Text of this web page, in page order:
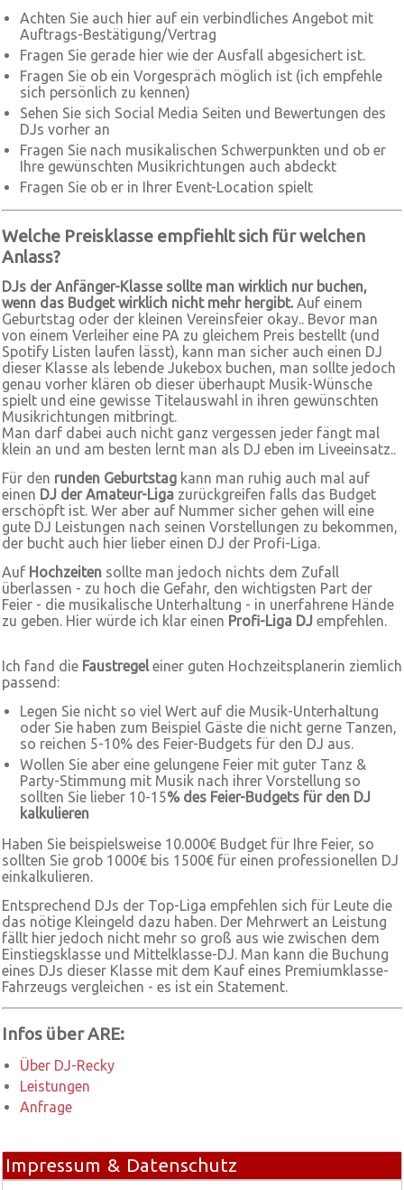
Achten Sie auch hier auf ein verbindliches Angebot mit
Auftrags-Bestätigung/Vertrag
Fragen Sie gerade hier wie der Ausfall abgesichert ist.
Fragen Sie ob ein Vorgespräch möglich ist (ich empfehle
sich persönlich zu kennen)
Sehen Sie sich Social Media Seiten und Bewertungen des
DJs vorher an
Fragen Sie nach musikalischen Schwerpunkten und ob er
Ihre gewünschten Musikrichtungen auch abdeckt
Fragen Sie ob er in Ihrer Event-Location spielt
Welche Preisklasse empfiehlt sich für welchen
Anlass?
DJs der Anfänger-Klasse sollte man wirklich nur buchen,
wenn das Budget wirklich nicht mehr hergibt. Auf einem
Geburtstag oder der kleinen Vereinsfeier okay.. Bevor man
von einem Verleiher eine PA zu gleichem Preis bestellt (und
Spotify Listen laufen lässt), kann man sicher auch einen DJ
dieser Klasse als lebende Jukebox buchen, man sollte jedoch
genau vorher klären ob dieser überhaupt Musik-Wünsche
spielt und eine gewisse Titelauswahl in ihren gewünschten
Musikrichtungen mitbringt.
Man darf dabei auch nicht ganz vergessen jeder fängt mal
klein an und am besten lernt man als DJ eben im Liveeinsatz..
Für den runden Geburtstag kann man ruhig auch mal auf
einen DJ der Amateur-Liga zurückgreifen falls das Budget
erschöpft ist. Wer aber auf Nummer sicher gehen will eine
gute DJ Leistungen nach seinen Vorstellungen zu bekommen,
der bucht auch hier lieber einen DJ der Profi-Liga.
Auf Hochzeiten sollte man jedoch nichts dem Zufall
überlassen - zu hoch die Gefahr, den wichtigsten Part der
Feier - die musikalische Unterhaltung - in unerfahrene Hände
zu geben. Hier würde ich klar einen Profi-Liga DJ empfehlen.
Ich fand die Faustregeleiner guten Hochzeitsplanerin ziemlich
passend:
Legen Sie nicht so viel Wert auf die Musik-Unterhaltung
oder Sie haben zum Beispiel Gäste die nicht gerne Tanzen,
so reichen 5-10% des Feier-Budgets für den DJ aus.
Wollen Sie aber eine gelungene Feier mit guter Tanz &
Party-Stimmung mit Musik nach ihrer Vorstellung so
sollten Sie lieber 10-15% des Feier-Budgets für den DJ
kalkulieren
Haben Sie beispielsweise 10.000€ Budget für Ihre Feier, so
sollten Sie grob 1000€ bis 1500€ für einen professionellen DJ
einkalkulieren.
Entsprechend DJs der Top-Liga empfehlen sich für Leute die
das nötige Kleingeld dazu haben. Der Mehrwert an Leistung
fällt hier jedoch nicht mehr so groß aus wie zwischen dem
Einstiegsklasse und Mittelklasse-DJ. Man kann die Buchung
eines DJs dieser Klasse mit dem Kauf eines Premiumklasse-
Fahrzeugs vergleichen - es ist ein Statement.
Infos über ARE:
Über DJ-Recky
Leistungen
Anfrage
Impressum & Datenschutz